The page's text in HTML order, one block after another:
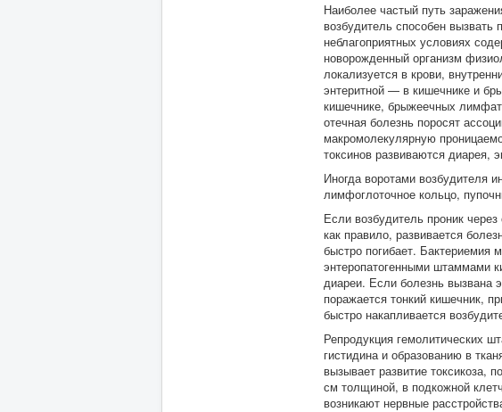
Наиболее частый путь
возбудитель способен вызвать
неблагоприятных условиях
новорожденный организм
локализуется в крови,
энтеритной — в кишечнике и
кишечнике, брыжеечных
отечная болезнь поросят
макромолекулярную
токсинов развиваются диарея,
Иногда воротами возбудителя
лимфоглоточное кольцо,
Если возбудитель проник
как правило, развивается
быстро погибает. Бактериемия
энтеропатогенными штаммами
диареи. Если болезнь вызвана
поражается тонкий кишечник,
быстро накапливается
Репродукция гемолитических
гистидина и образованию в
вызывает развитие токсикоза,
см толщиной, в подкожной
возникают нервные